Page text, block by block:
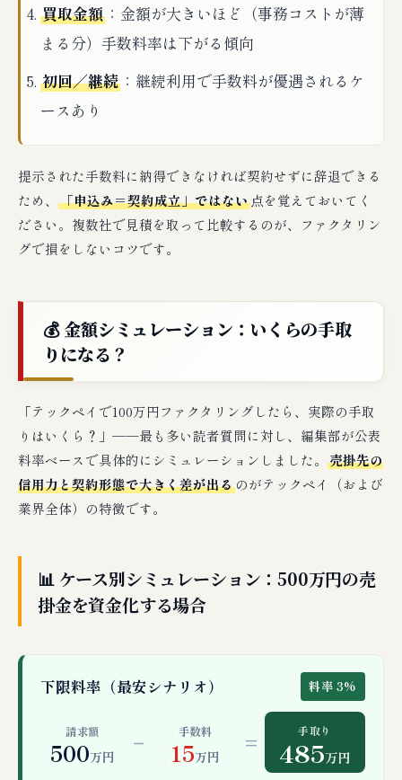
買取金額 ：金額が大きいほど（事務コストが薄
まる分）手数料率は下がる傾向
初回／継続 ：継続利用で手数料が優遇されるケ
ースあり
提示された手数料に納得できなければ契約せずに辞退できる
ため、 「申込み＝契約成立」ではない点を覚えておいてく
ださい。複数社で見積を取って比較するのが、ファクタリン
グで損をしないコツです。
💰 金額シミュレーション：いくらの手取
りになる？
「テックペイで100万円ファクタリングしたら、実際の手取
りはいくら？」──最も多い読者質問に対し、編集部が公表
料率ベースで具体的にシミュレーションしました。 売掛先の
信用力と契約形態で大きく差が出るのがテックペイ（および
業界全体）の特徴です。
📊 ケース別シミュレーション：500万円の売
掛金を資金化する場合
下限料率（最安シナリオ） 料率 3%
請求額
500万円
− 手数料
15万円
= 手取り
485万円